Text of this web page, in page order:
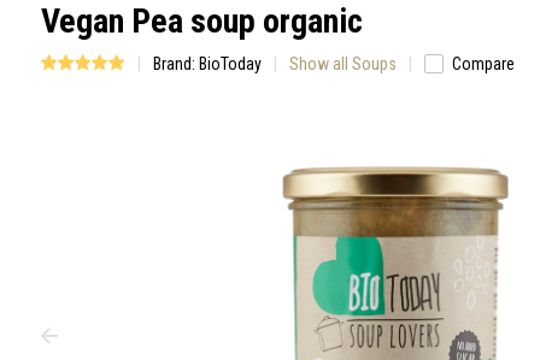
enter
to
go
to
Vegan Pea soup organic
Brand: BioToday Show all Soups Compare